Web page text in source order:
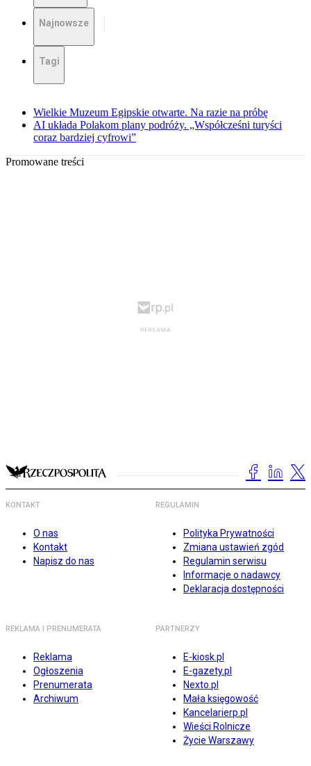
Najnowsze
Tagi
Wielkie Muzeum Egipskie otwarte. Na razie na próbę
AI układa Polakom plany podróży. „Współcześni turyści
coraz bardziej cyfrowi”
Promowane treści
KONTAKT
O nas
Kontakt
Napisz do nas
REGULAMIN
Polityka Prywatności
Zmiana ustawień zgód
Regulamin serwisu
Informacje o nadawcy
Deklaracja dostępności
REKLAMA I PRENUMERATA
Reklama
Ogłoszenia
Prenumerata
Archiwum
PARTNERZY
E-kiosk.pl
E-gazety.pl
Nexto.pl
Mała księgowość
Kancelarierp.pl
Wieści Rolnicze
Życie Warszawy